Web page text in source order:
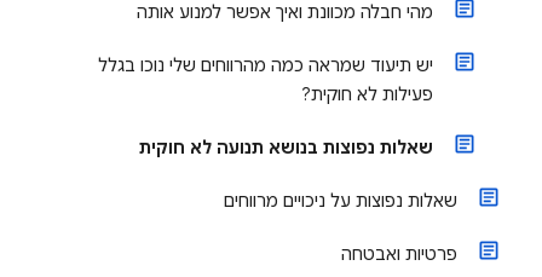
מהי חבלה מכוונת ואיך אפשר למנוע אותה
יש תיעוד שמראה כמה מהרווחים שלי נוכו בגלל
פעילות לא חוקית?
שאלות נפוצות בנושא תנועה לא חוקית
שאלות נפוצות על ניכויים מרווחים
פרטיות ואבטחה